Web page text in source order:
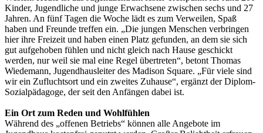
Kinder, Jugendliche und junge Erwachsene zwischen sechs und 27
Jahren. An fünf Tagen die Woche lädt es zum Verweilen, Spaß
haben und Freunde treffen ein. „Die jungen Menschen verbringen
hier ihre Freizeit und haben einen Platz gefunden, an dem sie sich
gut aufgehoben fühlen und nicht gleich nach Hause geschickt
werden, nur weil sie mal eine Regel übertreten“, betont Thomas
Wiedemann, Jugendhausleiter des Madison Square. „Für viele sind
wir ein Zufluchtsort und ein zweites Zuhause“, ergänzt der Diplom-
Sozialpädagoge, der seit den Anfängen dabei ist.
Ein Ort zum Reden und Wohlfühlen
Während des „offenen Betriebs“ können alle Angebote im